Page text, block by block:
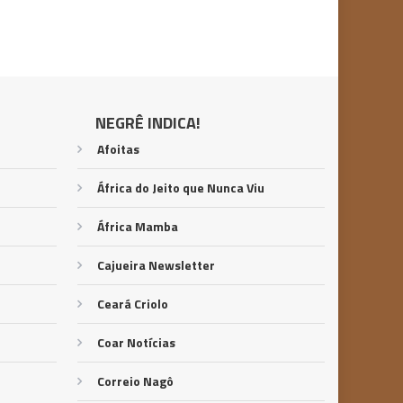
NEGRÊ INDICA!
Afoitas
África do Jeito que Nunca Viu
África Mamba
Cajueira Newsletter
Ceará Criolo
Coar Notícias
Correio Nagô